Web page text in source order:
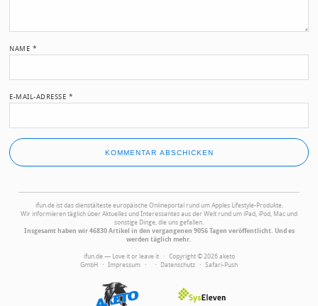
NAME *
E-MAIL-ADRESSE *
ifun.de ist das dienstälteste europäische Onlineportal rund um Apples Lifestyle-Produkte.
Wir informieren täglich über Aktuelles und Interessantes aus der Welt rund um iPad, iPod, Mac und
sonstige Dinge, die uns gefallen.
Insgesamt haben wir 46830 Artikel in den vergangenen 9056 Tagen veröffentlicht. Und es
werden täglich mehr.
ifun.de — Love it or leave it · Copyright © 2026 aketo
GmbH · Impressum · · Datenschutz · Safari-Push